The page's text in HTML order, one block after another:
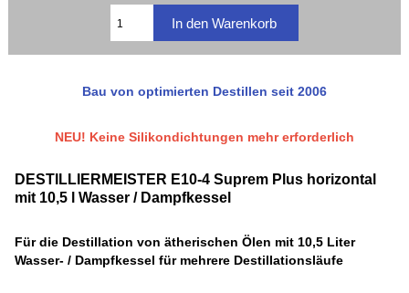
Bau von optimierten Destillen seit 2006
NEU! Keine Silikondichtungen mehr erforderlich
DESTILLIERMEISTER E10-4 Suprem Plus horizontal
mit 10,5 l Wasser / Dampfkessel
Für die Destillation von ätherischen Ölen mit 10,5 Liter
Wasser- / Dampfkessel für mehrere Destillationsläufe